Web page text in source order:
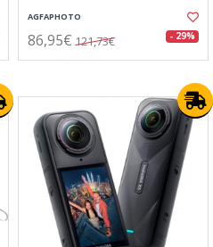
AGFAPHOTO
86,95€ 121,73€ - 29%